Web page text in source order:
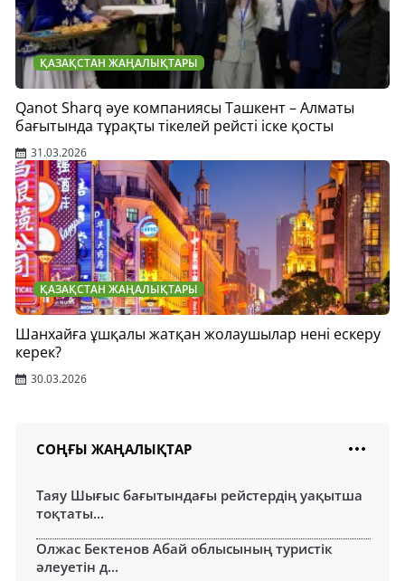
ҚАЗАҚСТАН ЖАҢАЛЫҚТАРЫ
Qanot Sharq әуе компаниясы Ташкент – Алматы
бағытында тұрақты тікелей рейсті іске қосты
31.03.2026
ҚАЗАҚСТАН ЖАҢАЛЫҚТАРЫ
Шанхайға ұшқалы жатқан жолаушылар нені ескеру
керек?
30.03.2026
СОҢҒЫ ЖАҢАЛЫҚТАР
Таяу Шығыс бағытындағы рейстердің уақытша
тоқтаты...
Олжас Бектенов Абай облысының туристік
әлеуетін д...